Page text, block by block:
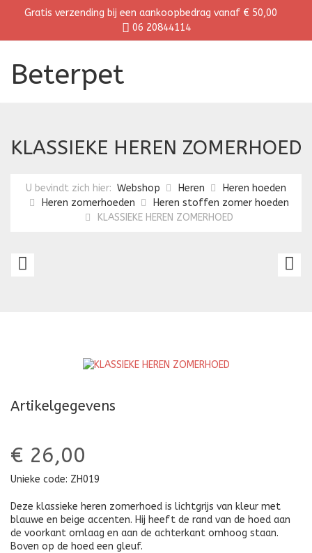
Gratis verzending bij een aankoopbedrag vanaf € 50,00
06 20844114
Beterpet
KLASSIEKE HEREN ZOMERHOED
U bevindt zich hier: Webshop Heren
Heren hoeden
Heren zomerhoeden
Heren stoffen zomer hoeden
KLASSIEKE HEREN ZOMERHOED
Artikelgegevens
€ 26,00
Unieke code: ZH019
Deze klassieke heren zomerhoed is lichtgrijs van kleur met
blauwe en beige accenten. Hij heeft de rand van de hoed aan
de voorkant omlaag en aan de achterkant omhoog staan.
Boven op de hoed een gleuf.